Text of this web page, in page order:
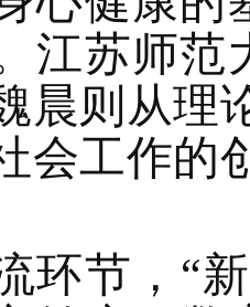
江苏师
晨则从理
会工作的
环节，“